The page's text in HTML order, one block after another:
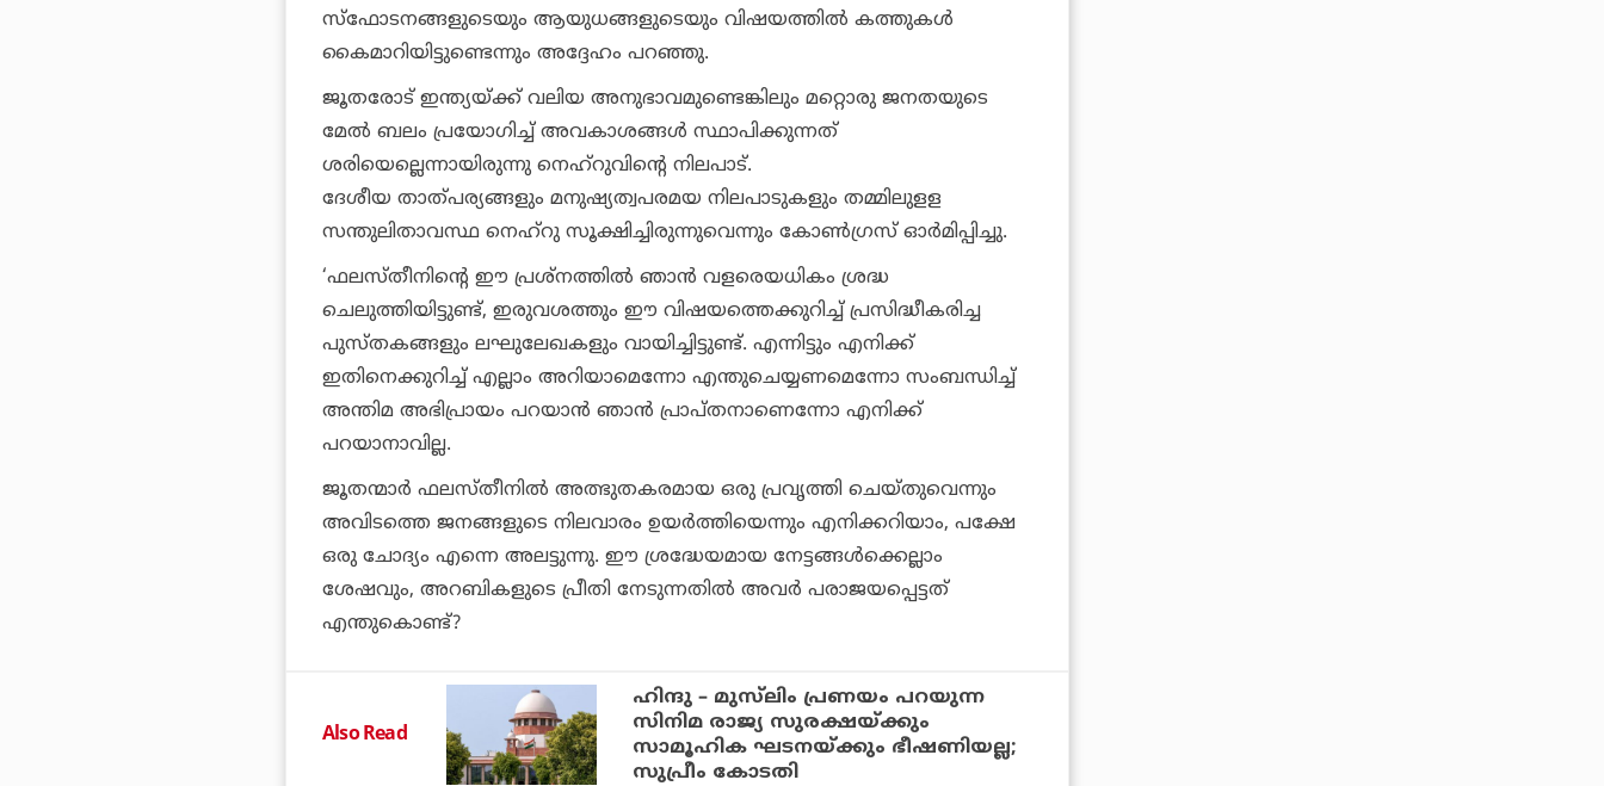
സ്‌ഫോടനങ്ങളുടെയും ആയുധങ്ങളുടെയും വിഷയത്തില്‍ കത്തുകള്‍
കൈമാറിയിട്ടുണ്ടെന്നും അദ്ദേഹം പറഞ്ഞു.
ജൂതരോട് ഇന്ത്യയ്ക്ക് വലിയ അനുഭാവമുണ്ടെങ്കിലും മറ്റൊരു ജനതയുടെ
മേല്‍ ബലം പ്രയോഗിച്ച് അവകാശങ്ങള്‍ സ്ഥാപിക്കുന്നത്
ശരിയെല്ലെന്നായിരുന്നു നെഹ്‌റുവിന്റെ നിലപാട്.
ദേശീയ താത്പര്യങ്ങളും മനുഷ്യത്വപരമയ നിലപാടുകളും തമ്മിലുളള
സന്തുലിതാവസ്ഥ നെഹ്‌റു സൂക്ഷിച്ചിരുന്നുവെന്നും കോണ്‍ഗ്രസ് ഓര്‍മിപ്പിച്ചു.
‘ഫലസ്തീനിന്റെ ഈ പ്രശ്‌നത്തില്‍ ഞാന്‍ വളരെയധികം ശ്രദ്ധ
ചെലുത്തിയിട്ടുണ്ട്, ഇരുവശത്തും ഈ വിഷയത്തെക്കുറിച്ച് പ്രസിദ്ധീകരിച്ച
പുസ്തകങ്ങളും ലഘുലേഖകളും വായിച്ചിട്ടുണ്ട്. എന്നിട്ടും എനിക്ക്
ഇതിനെക്കുറിച്ച് എല്ലാം അറിയാമെന്നോ എന്തുചെയ്യണമെന്നോ സംബന്ധിച്ച്
അന്തിമ അഭിപ്രായം പറയാന്‍ ഞാന്‍ പ്രാപ്തനാണെന്നോ എനിക്ക്
പറയാനാവില്ല.
ജൂതന്മാര്‍ ഫലസ്തീനില്‍ അത്ഭുതകരമായ ഒരു പ്രവൃത്തി ചെയ്തുവെന്നും
അവിടത്തെ ജനങ്ങളുടെ നിലവാരം ഉയര്‍ത്തിയെന്നും എനിക്കറിയാം, പക്ഷേ
ഒരു ചോദ്യം എന്നെ അലട്ടുന്നു. ഈ ശ്രദ്ധേയമായ നേട്ടങ്ങള്‍ക്കെല്ലാം
ശേഷവും, അറബികളുടെ പ്രീതി നേടുന്നതില്‍ അവര്‍ പരാജയപ്പെട്ടത്
എന്തുകൊണ്ട്?
Also Read
ഹിന്ദു – മുസ്‌ലിം പ്രണയം പറയുന്ന
സിനിമ രാജ്യ സുരക്ഷയ്ക്കും
സാമൂഹിക ഘടനയ്ക്കും ഭീഷണിയല്ല;
സുപ്രീം കോടതി